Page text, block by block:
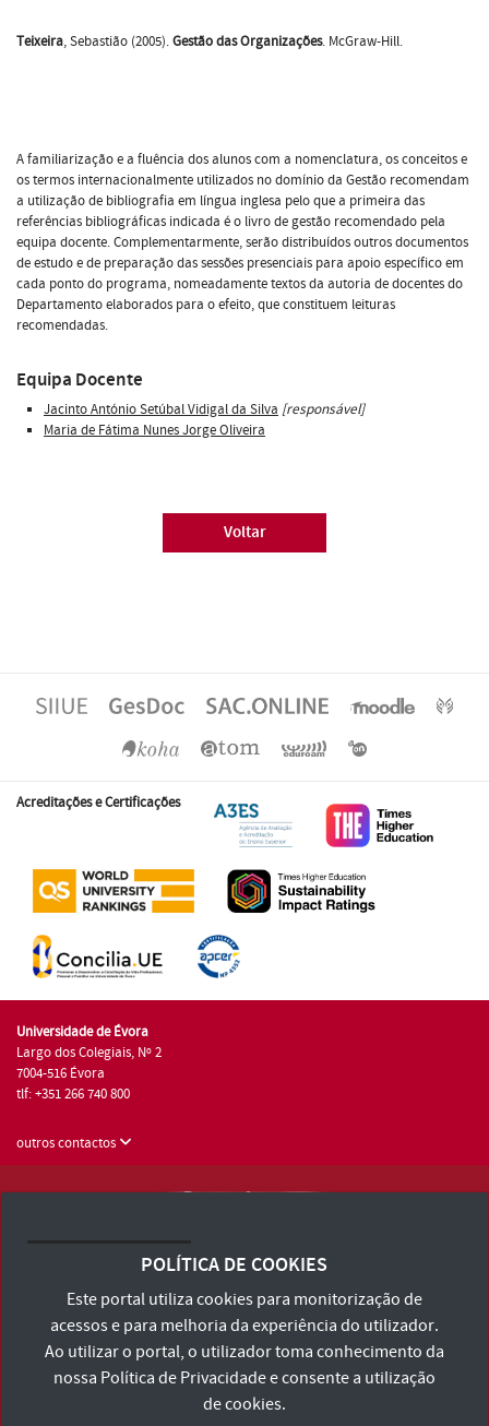
Teixeira, Sebastião (2005).Gestão das Organizações. McGraw-Hill.
A familiarização e a fluência dos alunos com a nomenclatura, os conceitos e
os termos internacionalmente utilizados no domínio da Gestão recomendam
a utilização de bibliografia em língua inglesa pelo que a primeira das
referências bibliográficas indicada é o livro de gestão recomendado pela
equipa docente. Complementarmente, serão distribuídos outros documentos
de estudo e de preparação das sessões presenciais para apoio específico em
cada ponto do programa, nomeadamente textos da autoria de docentes do
Departamento elaborados para o efeito, que constituem leituras
recomendadas.
Equipa Docente
Jacinto António Setúbal Vidigal da Silva [responsável]
Maria de Fátima Nunes Jorge Oliveira
Voltar
Acreditações e Certificações
Universidade de Évora
Largo dos Colegiais, Nº 2
7004-516 Évora
tlf: +351 266 740 800
outros contactos
Consulte os Termos e Condições e Política de Privacidade
Declaração de Acessibilidade
POLÍTICA DE COOKIES
Este portal utiliza cookies para monitorização de
acessos e para melhoria da experiência do utilizador.
Ao utilizar o portal, o utilizador toma conhecimento da
nossa Política de Privacidadee consente a utilização
de cookies.